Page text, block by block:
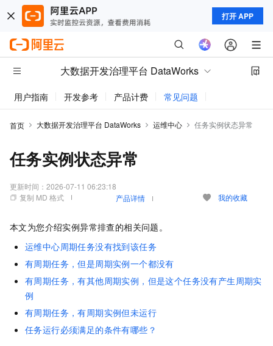
打开 APP
大数据开发治理平台 DataWorks
用户指南 开发参考 产品计费 常见问题
首页 大数据开发治理平台 DataWorks 运维中心 任务实例状态异常
任务实例状态异常
更新时间： 2026-07-11 06:23:18
复制 MD 格式
产品详情 我的收藏
本文为您介绍实例异常排查的相关问题。
运维中心周期任务没有找到该任务
有周期任务，但是周期实例一个都没有
有周期任务，有其他周期实例，但是这个任务没有产生周期实
例
有周期任务，有周期实例但未运行
任务运行必须满足的条件有哪些？